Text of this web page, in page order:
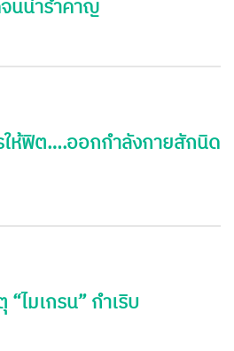
นน่ารำคาญ
ให้ฟิต….ออกกำลังกายสักนิด
ไมเกรน” กำเริบ